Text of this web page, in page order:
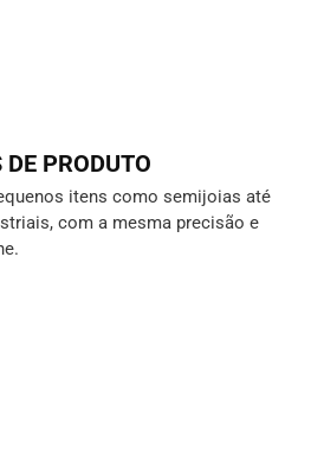
PRODUTO
itens como semijoias até
com a mesma precisão e